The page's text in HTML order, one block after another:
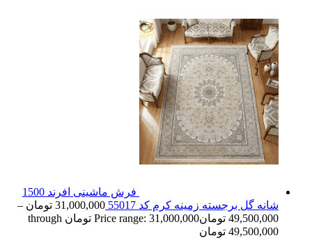
فرش ماشینی افرند 1500
شانه گل برجسته زمینه کرم کد 55017
31,000,000 تومان –
49,500,000 تومان
Price range: 31,000,000 تومان through
49,500,000 تومان